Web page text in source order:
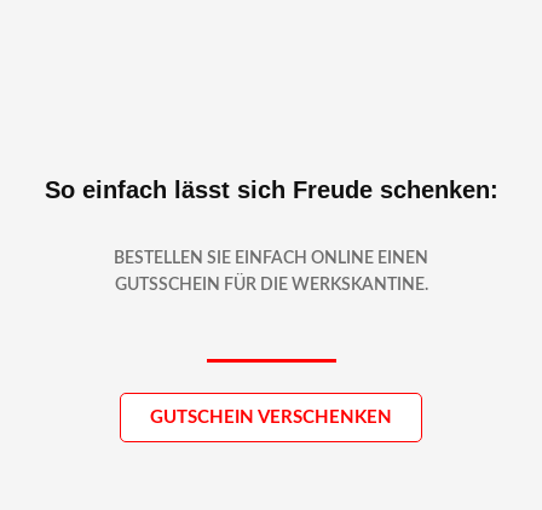
So einfach lässt sich Freude schenken:
BESTELLEN SIE EINFACH ONLINE EINEN
GUTSSCHEIN FÜR DIE WERKSKANTINE.
GUTSCHEIN VERSCHENKEN